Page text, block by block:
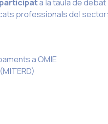
professionals del sector:
a OMIE